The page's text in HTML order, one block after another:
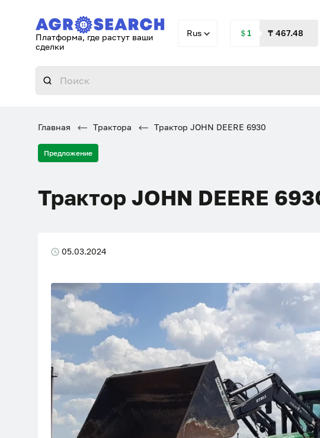
Платформа, где растут ваши
сделки
Rus ＄1 ₸ 467.48
Главная Трактора Трактор JOHN DEERE 6930
Предложение
Трактор JOHN DEERE
05.03.2024